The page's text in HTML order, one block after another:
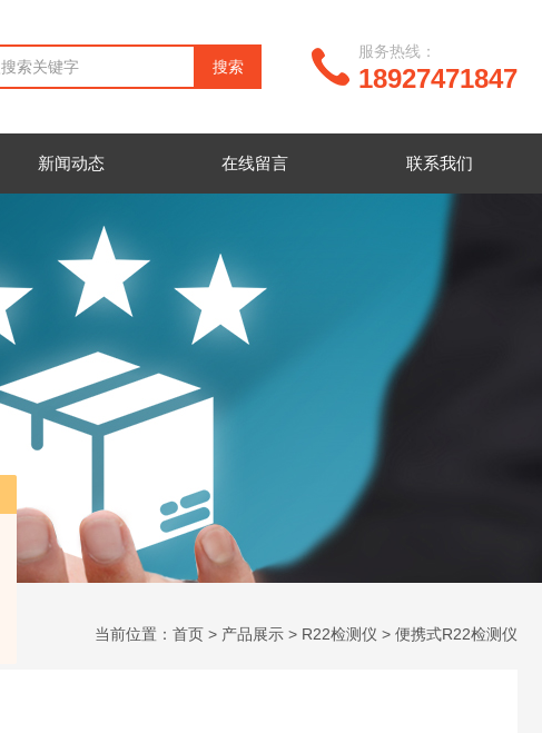
18927471847
服务热线：
新闻动态 在线留言 联系我们
当前位置： 首页 > 产品展示 > R22检测仪 > 便携式R22检测仪